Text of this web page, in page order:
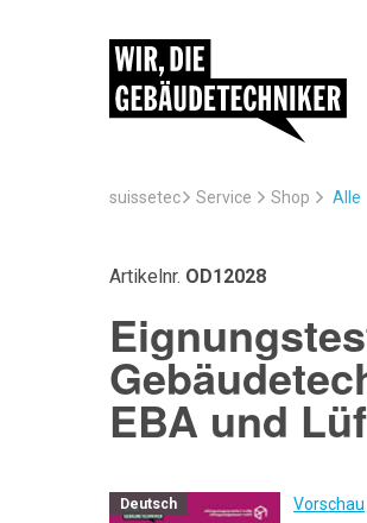
suissetec Service Shop Alle
Artikelnr. OD12028
EBA und
Deutsch
Vorschau